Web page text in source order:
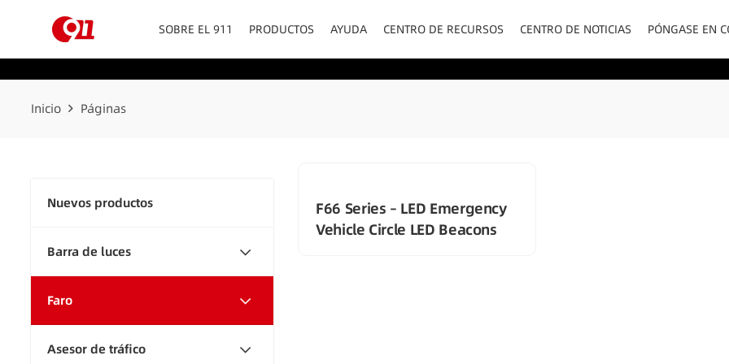
SOBRE EL 911 PRODUCTOS AYUDA CENTRO DE RECURSOS CENTRO DE NOTICIAS PÓNGASE EN
Inicio Páginas
Nuevos productos
Barra de luces
Faro
Asesor de tráfico
F66 Series – LED Emergency
Vehicle Circle LED Beacons